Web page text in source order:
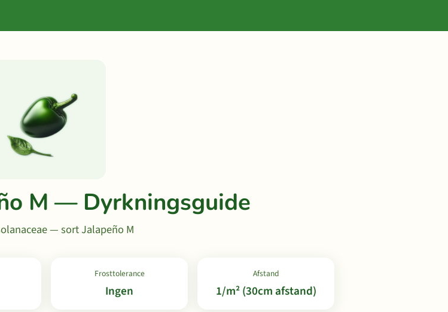
M — Dyrkningsguide
— sort Jalapeño M
Frosttolerance
Ingen
Afstand
1/m² (30cm afstand)